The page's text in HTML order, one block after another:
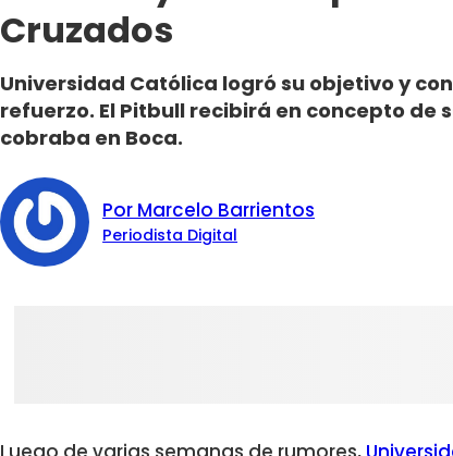
Cruzados
Universidad Católica logró su objetivo y
refuerzo. El Pitbull recibirá en concepto de
cobraba en Boca.
Por Marcelo Barrientos
Periodista Digital